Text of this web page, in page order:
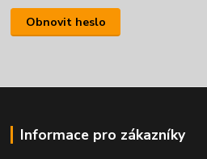
Obnovit heslo
Informace pro zákazníky